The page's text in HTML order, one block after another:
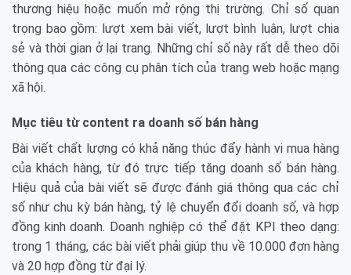
thương hiệu hoặc muốn mở rộng thị trường. Chỉ số quan
trọng bao gồm: lượt xem bài viết, lượt bình luận, lượt chia
sẻ và thời gian ở lại trang. Những chỉ số này rất dễ theo dõi
thông qua các công cụ phân tích của trang web hoặc mạng
xã hội.
Mục tiêu từ content ra doanh số bán hàng
Bài viết chất lượng có khả năng thúc đẩy hành vi mua hàng
của khách hàng, từ đó trực tiếp tăng doanh số bán hàng.
Hiệu quả của bài viết sẽ được đánh giá thông qua các chỉ
số như chu kỳ bán hàng, tỷ lệ chuyển đổi doanh số, và hợp
đồng kinh doanh. Doanh nghiệp có thể đặt KPI theo dạng:
trong 1 tháng, các bài viết phải giúp thu về 10.000 đơn hàng
và 20 hợp đồng từ đại lý.